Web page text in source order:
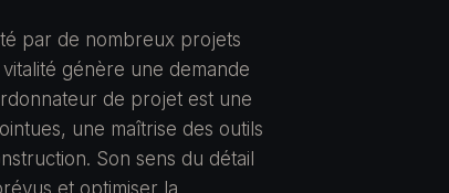
par de nombreux projets
génère une demande
de projet est une
une maîtrise des outils
Son sens du détail
et optimiser la